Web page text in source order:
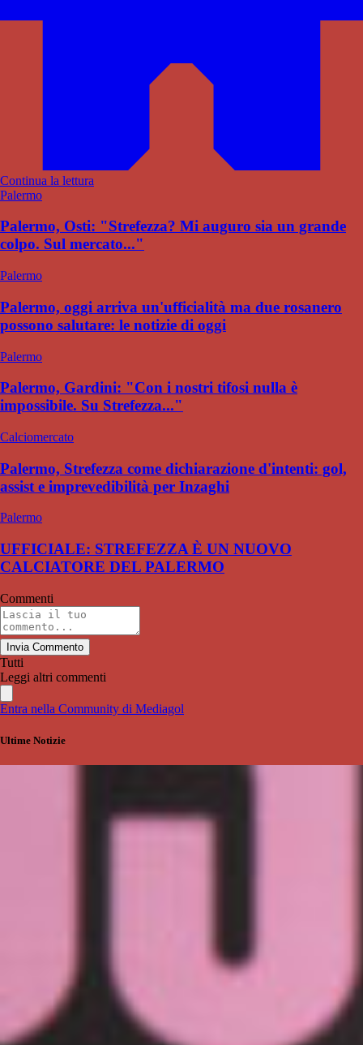
Continua la lettura
Palermo
Palermo, Osti: "Strefezza? Mi auguro sia un grande
colpo. Sul mercato..."
Palermo
Palermo, oggi arriva un'ufficialità ma due rosanero
possono salutare: le notizie di oggi
Palermo
Palermo, Gardini: "Con i nostri tifosi nulla è
impossibile. Su Strefezza..."
Calciomercato
Palermo, Strefezza come dichiarazione d'intenti: gol,
assist e imprevedibilità per Inzaghi
Palermo
UFFICIALE: STREFEZZA È UN NUOVO
CALCIATORE DEL PALERMO
Commenti
Invia Commento
Tutti
Leggi altri commenti
Entra nella Community di Mediagol
Ultime Notizie